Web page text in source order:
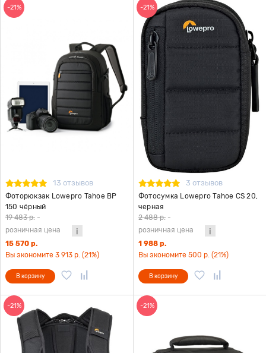
-21%
13 отзывов
Фоторюкзак Lowepro Tahoe BP
150 чёрный
19 483 р. -
розничная цена
15 570 р.
Вы экономите 3 913 р. (21%)
В корзину
-21%
3 отзывов
Фотосумка Lowepro Tahoe CS 20,
черная
2 488 р. -
розничная цена
1 988 р.
Вы экономите 500 р. (21%)
В корзину
-21% -21%